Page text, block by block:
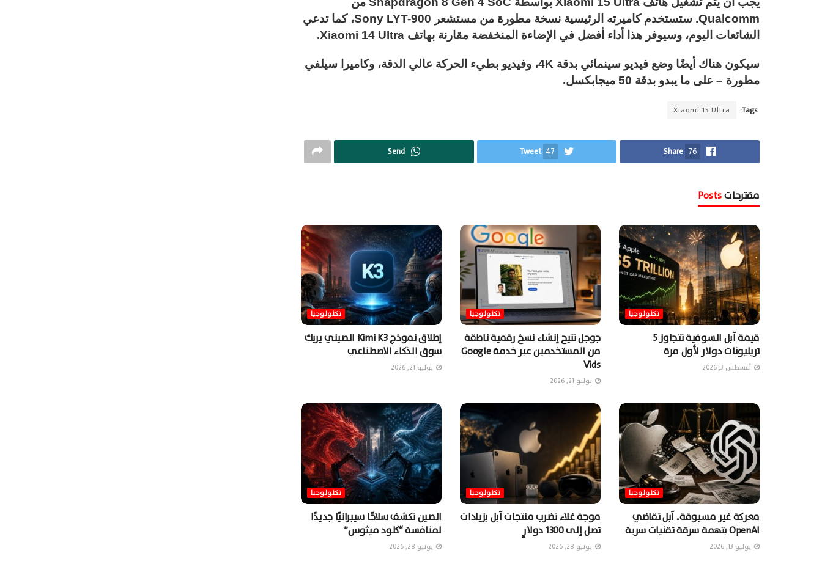
Qualcomm. ستستخدم كاميرته الرئيسية نسخة مطورة من مستشعر Sony LYT-900، كما تدعي
الشائعات اليوم، وسيوفر هذا أداء أفضل في الإضاءة المنخفضة مقارنة بهاتف Xiaomi 14 Ultra.
سيكون هناك أيضًا وضع فيديو سينمائي بدقة 4K، وفيديو بطيء الحركة عالي الدقة، وكاميرا سيلفي
مطورة – على ما يبدو بدقة 50 ميجابكسل.
Tags:
Xiaomi 15 Ultra
Share 76
Tweet 47
Send
مقترحات
تكنولوجيا
قيمة آبل السوقية تتجاوز 5
تريليونات دولار لأول مرة
أغسطس 3, 2026
تكنولوجيا
جوجل تتيح إنشاء نسخ رقمية ناطقة
من المستخدمين عبر خدمة Google
Vids
يوليو 21, 2026
تكنولوجيا
إطلاق نموذج Kimi K3 الصيني يربك
سوق الذكاء الاصطناعي
يوليو 21, 2026
تكنولوجيا
معركة غير مسبوقة.. آبل تقاضي
OpenAI بتهمة سرقة تقنيات سرية
يوليو 13, 2026
تكنولوجيا
موجة غلاء تضرب منتجات آبل بزيادات
تصل إلى 1300 دولارٍ
يونيو 28, 2026
تكنولوجيا
الصين تكشف سلاحًا سيبرانيًا جديدًا
لمنافسة “كلود ميثوس”
يونيو 28, 2026